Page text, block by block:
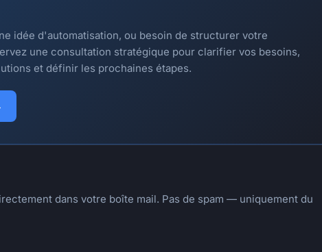
idée d'automatisation, ou besoin de structurer votre
une consultation stratégique pour clarifier vos besoins,
et définir les prochaines étapes.
dans votre boîte mail. Pas de spam — uniquement du